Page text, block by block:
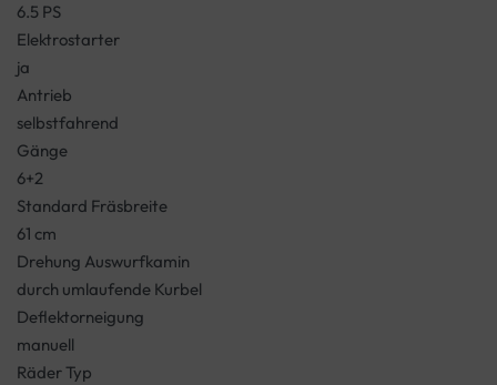
6.5 PS
Elektrostarter
ja
Antrieb
selbstfahrend
Gänge
6+2
Standard Fräsbreite
61 cm
Drehung Auswurfkamin
durch umlaufende Kurbel
Deflektorneigung
manuell
Räder Typ